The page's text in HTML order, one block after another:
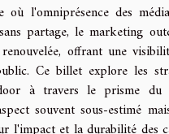
où l'omniprésence des
partage, le marketing
offrant une
Ce billet explore les
à travers le prisme du
souvent sous-estimé